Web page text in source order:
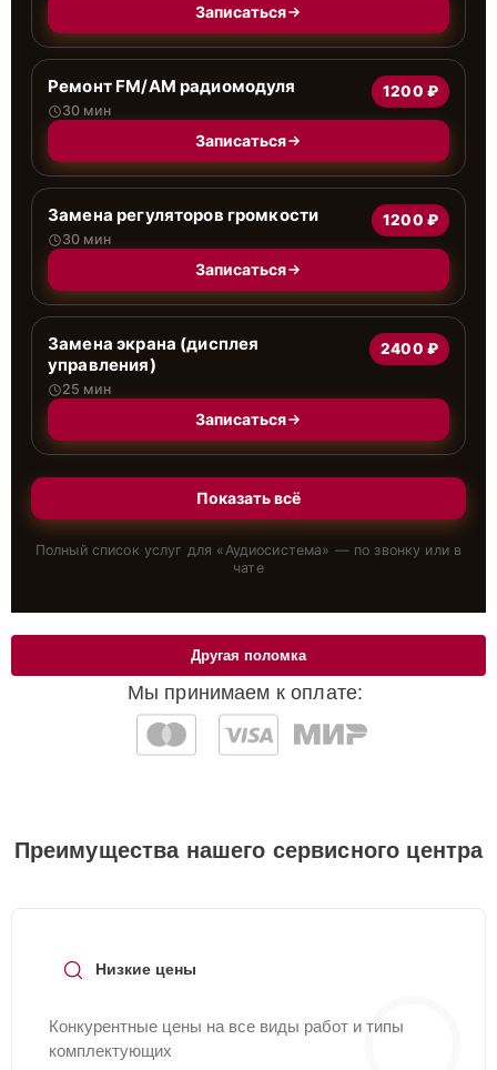
Записаться
Ремонт FM/AM радиомодуля
30 мин
1200 ₽
Записаться
Замена регуляторов громкости
30 мин
1200 ₽
Записаться
Замена экрана (дисплея
управления)
25 мин
2400 ₽
Записаться
Показать всё
Полный список услуг для «Аудиосистема» — по звонку или в
чате
Мы принимаем к оплате:
Другая поломка
Преимущества нашего сервисного центра
Низкие цены
Конкурентные цены на все виды работ и типы
комплектующих